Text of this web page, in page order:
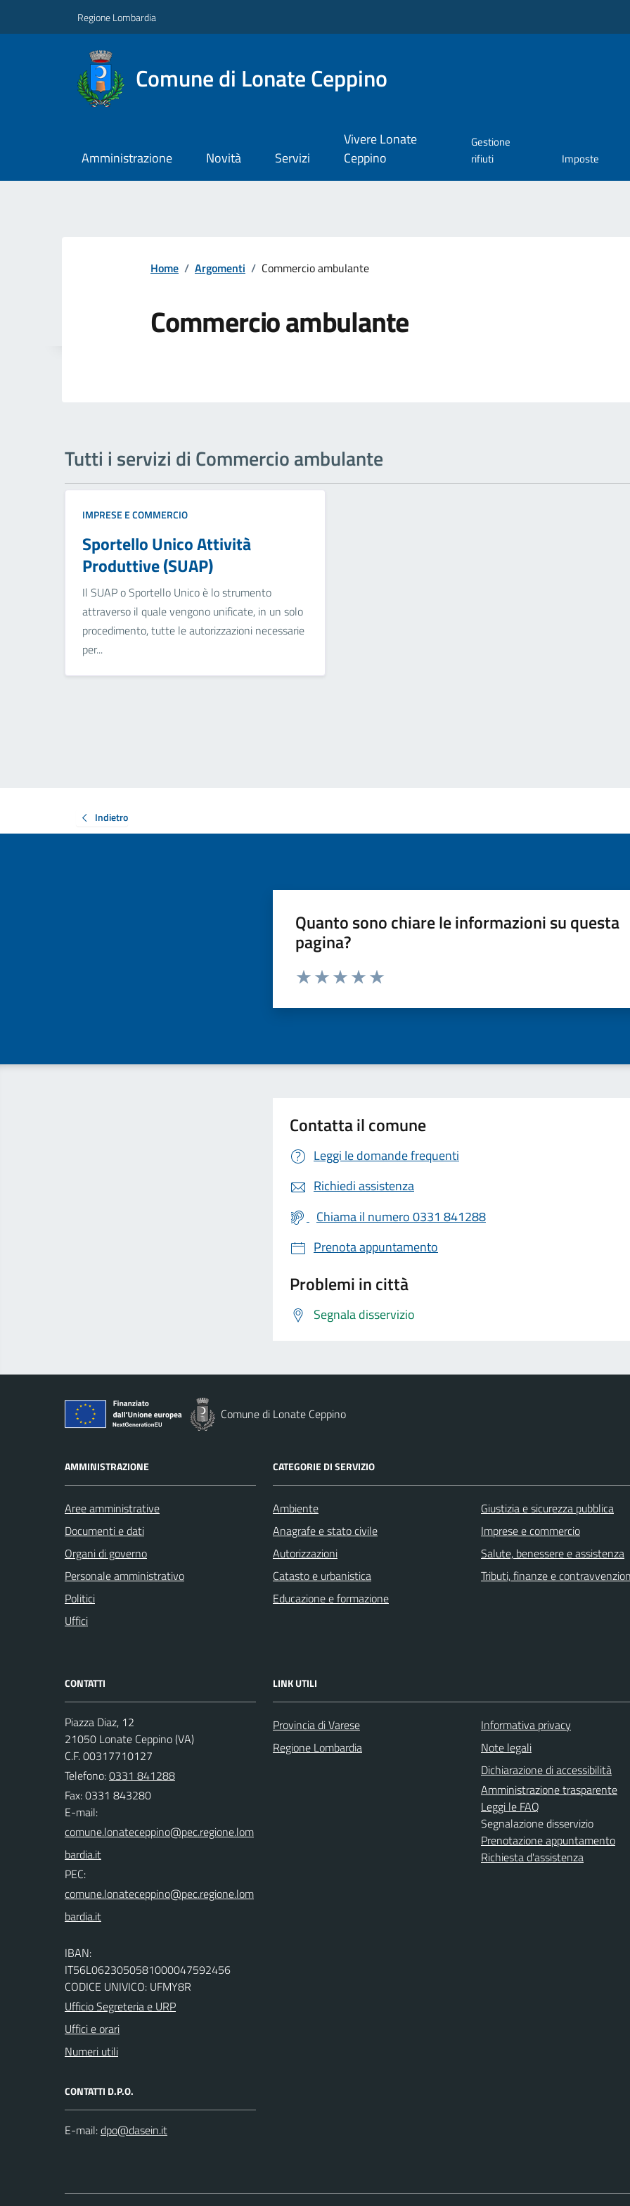
Regione Lombardia
Comune di Lonate Ceppino
Amministrazione Novità Servizi
Vivere Lonate
Ceppino
Gestione
rifiuti
Imposte
Home / Argomenti / Commercio ambulante
Commercio ambulante
Tutti i servizi di Commercio ambulante
IMPRESE E COMMERCIO
Sportello Unico Attività
Produttive (SUAP)
Il SUAP o Sportello Unico è lo strumento
attraverso il quale vengono unificate, in un solo
procedimento, tutte le autorizzazioni necessarie
per...
Indietro
Quanto sono chiare le informazioni su questa
pagina?
Valuta da 1 a 5 stelle la pagina
Contatta il comune
Leggi le domande frequenti
Richiedi assistenza
Chiama il numero 0331 841288
Prenota appuntamento
Problemi in città
Segnala disservizio
Comune di Lonate Ceppino
AMMINISTRAZIONE
Aree amministrative
Documenti e dati
Organi di governo
Personale amministrativo
Politici
Uffici
CATEGORIE DI SERVIZIO
Ambiente
Anagrafe e stato civile
Autorizzazioni
Catasto e urbanistica
Educazione e formazione
Giustizia e sicurezza pubblica
Imprese e commercio
Salute, benessere e assistenza
Tributi, finanze e
CONTATTI
Piazza Diaz, 12
21050 Lonate Ceppino (VA)
C.F. 00317710127
Telefono:0331 841288
Fax: 0331 843280
E-mail:
PEC:
IBAN:
IT56L0623050581000047592456
CODICE UNIVICO: UFMY8R
Ufficio Segreteria e URP
Uffici e orari
Numeri utili
CONTATTI D.P.O.
E-mail:
LINK UTILI
Provincia di Varese
Regione Lombardia
Informativa privacy
Note legali
Dichiarazione di accessibilità
Amministrazione trasparente
Leggi le FAQ
Segnalazione disservizio
Prenotazione appuntamento
Richiesta d'assistenza